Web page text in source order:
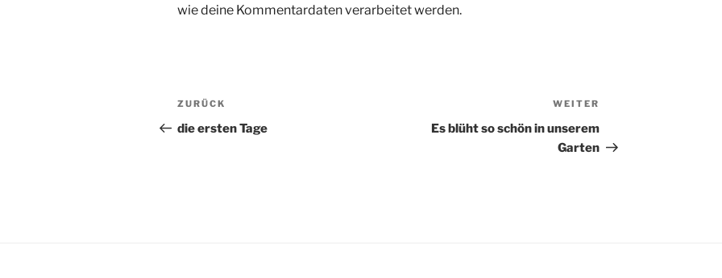
wie deine Kommentardaten verarbeitet werden.
Beitragsnavigation
Vorheriger
Beitrag
ZURÜCK
die ersten Tage
Beitrag
WEITER
Es blüht so schön in unserem
Garten